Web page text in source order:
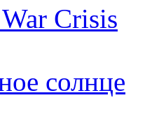
Crisis
солнце